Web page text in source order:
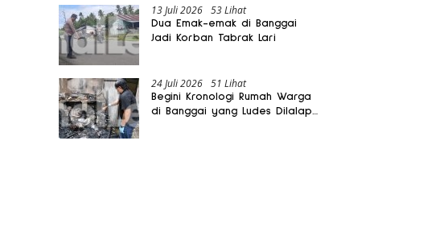
13 Juli 2026 53 Lihat
Dua Emak-emak di Banggai
Jadi Korban Tabrak Lari
24 Juli 2026 51 Lihat
Begini Kronologi Rumah Warga
di Banggai yang Ludes Dilalap